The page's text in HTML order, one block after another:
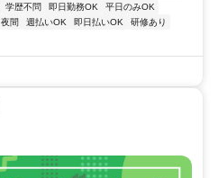
学歴不問 即日勤務OK
平日のみOK
夜間 週払いOK 即日払いOK
研修あり